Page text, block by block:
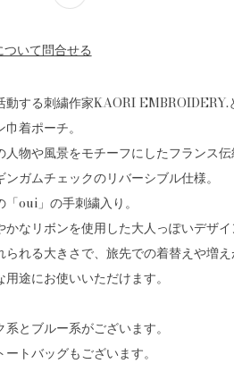
動する刺繍作家KAORI EMBROIDERY.
着ポーチ。
人物や風景をモチーフにしたフランス
ンガムチェックのリバーシブル仕様。
「oui」の手刺繍入り。
かなリボンを使用した大人っぽいデザイ
られる大きさで、旅先での着替えや増
途にお使いいただけます。
系とブルー系がございます。
ートバッグもございます。